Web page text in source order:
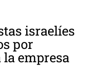
israelíes
por
empresa